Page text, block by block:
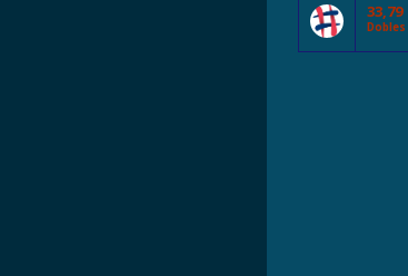
33,79
Dobles